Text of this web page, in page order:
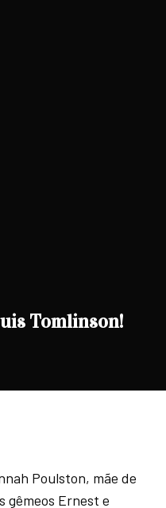
Tomlinson!
Poulston, mãe de
gêmeos Ernest e